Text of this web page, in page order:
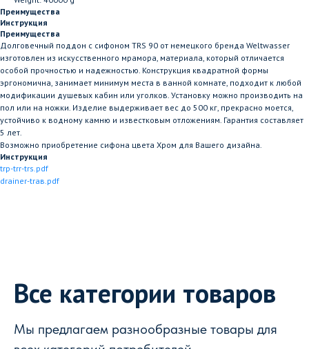
Преимущества
Инструкция
Преимущества
Долговечный поддон с сифоном TRS 90 от немецкого бренда Weltwasser
изготовлен из искусственного мрамора, материала, который отличается
особой прочностью и надежностью. Конструкция квадратной формы
эргономична, занимает минимум места в ванной комнате, подходит к любой
модификации душевых кабин или уголков. Установку можно производить на
пол или на ножки. Изделие выдерживает вес до 500 кг, прекрасно моется,
устойчиво к водному камню и известковым отложениям. Гарантия составляет
5 лет.
Возможно приобретение сифона цвета Хром для Вашего дизайна.
Инструкция
trp-trr-trs.pdf
drainer-traв.pdf
Все категории товаров
Мы предлагаем разнообразные товары для